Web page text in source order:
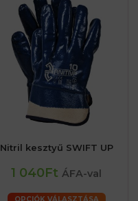
Nitril kesztyű SWIFT UP
1 040Ft ÁFA-val